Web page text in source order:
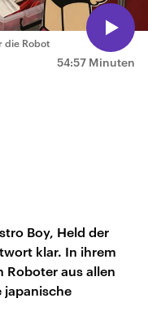
54:57 Minuten
die Robot
Boy, Held der
klar. In ihrem
aus allen
japanische